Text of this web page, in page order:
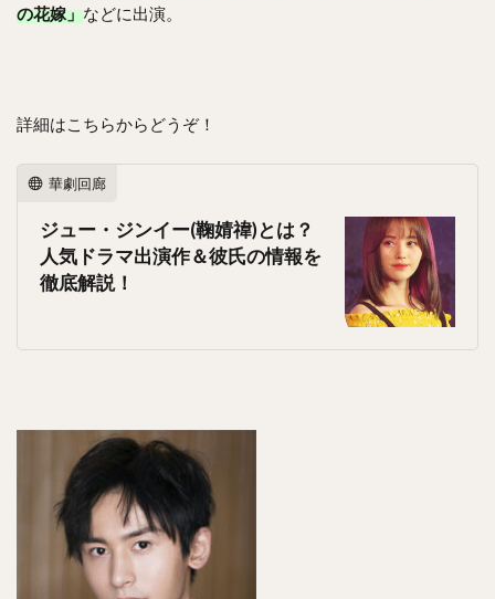
の花嫁」などに出演。
詳細はこちらからどうぞ！
華劇回廊
ジュー・ジンイー(鞠婧禕)とは？
人気ドラマ出演作＆彼氏の情報を
徹底解説！